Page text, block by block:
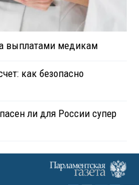
выплатами медикам
как безопасно
ли для России супер